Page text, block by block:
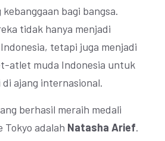
bagi bangsa.
tidak hanya menjadi
tetapi juga menjadi
atlet muda Indonesia untuk
ajang internasional.
berhasil meraih medali
Tokyo adalah Natasha Arief.